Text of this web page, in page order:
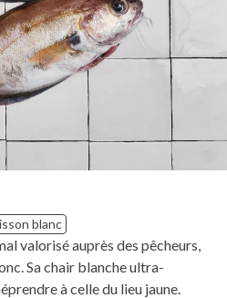
blanc
valorisé auprès des pêcheurs,
Sa chair blanche ultra-
à celle du lieu jaune.